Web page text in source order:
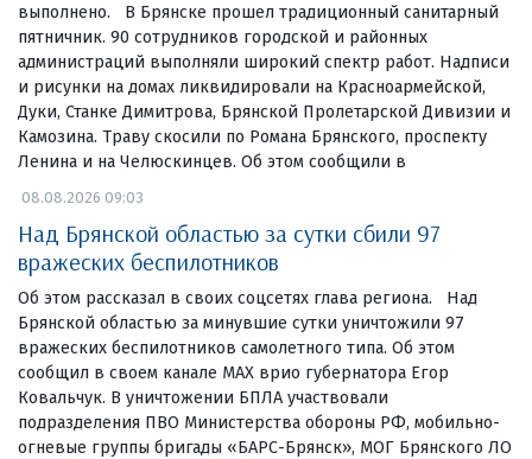
выполнено. В Брянске прошел традиционный санитарный
пятничник. 90 сотрудников городской и районных
администраций выполняли широкий спектр работ. Надписи
и рисунки на домах ликвидировали на Красноармейской,
Дуки, Станке Димитрова, Брянской Пролетарской Дивизии и
Камозина. Траву скосили по Романа Брянского, проспекту
Ленина и на Челюскинцев. Об этом сообщили в
08.08.2026 09:03
Над Брянской областью за сутки сбили 97
вражеских беспилотников
Об этом рассказал в своих соцсетях глава региона. Над
Брянской областью за минувшие сутки уничтожили 97
вражеских беспилотников самолетного типа. Об этом
сообщил в своем канале МАХ врио губернатора Егор
Ковальчук. В уничтожении БПЛА участвовали
подразделения ПВО Министерства обороны РФ, мобильно-
огневые группы бригады «БАРС-Брянск», МОГ Брянского ЛО